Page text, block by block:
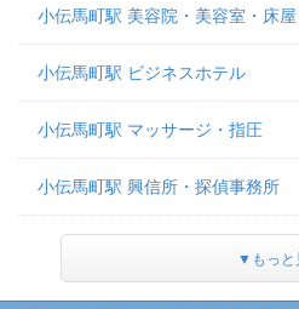
小伝馬町駅 美容院・美容室・床屋
小伝馬町駅 ビジネスホテル
小伝馬町駅 マッサージ・指圧
小伝馬町駅 興信所・探偵事務所
▼もっと